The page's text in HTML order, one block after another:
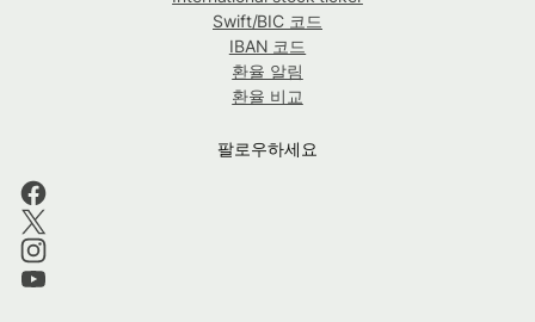
Swift/BIC 코드
IBAN 코드
환율 알림
환율 비교
팔로우하세요